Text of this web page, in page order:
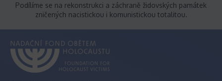
Podílíme se na rekonstrukci a záchraně židovských památek
zničených nacistickou i komunistickou totalitou.